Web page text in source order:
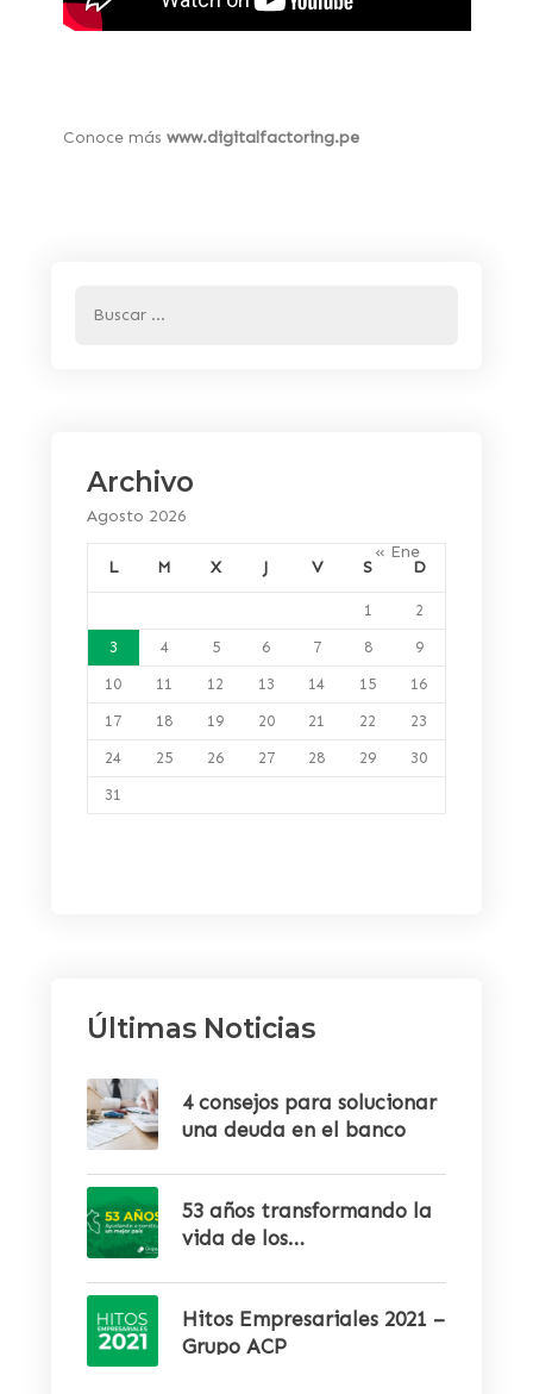
Conoce más www.digitalfactoring.pe
Archivo
Agosto 2026
L M X J V S D
1 2
3 4 5 6 7 8 9
10 11 12 13 14 15 16
17 18 19 20 21 22 23
24 25 26 27 28 29 30
31
« Ene
Últimas Noticias
4 consejos para solucionar
una deuda en el banco
53 años transformando la
vida de los
Hitos Empresariales 2021 –
Grupo ACP